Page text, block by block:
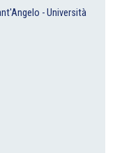
- Università